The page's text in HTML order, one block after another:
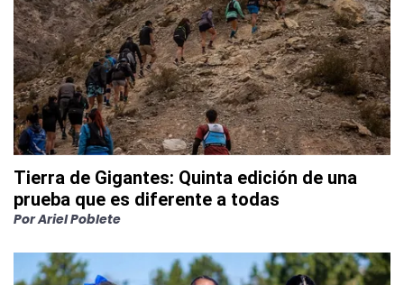
Tierra de Gigantes: Quinta edición de una
prueba que es diferente a todas
PorAriel Poblete